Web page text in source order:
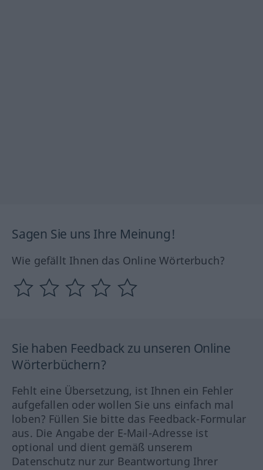
Sagen Sie uns Ihre Meinung!
Wie gefällt Ihnen das Online Wörterbuch?
Sie haben Feedback zu unseren Online
Wörterbüchern?
Fehlt eine Übersetzung, ist Ihnen ein Fehler
aufgefallen oder wollen Sie uns einfach mal
loben? Füllen Sie bitte das Feedback-Formular
aus. Die Angabe der E-Mail-Adresse ist
optional und dient gemäß unserem
Datenschutz nur zur Beantwortung Ihrer